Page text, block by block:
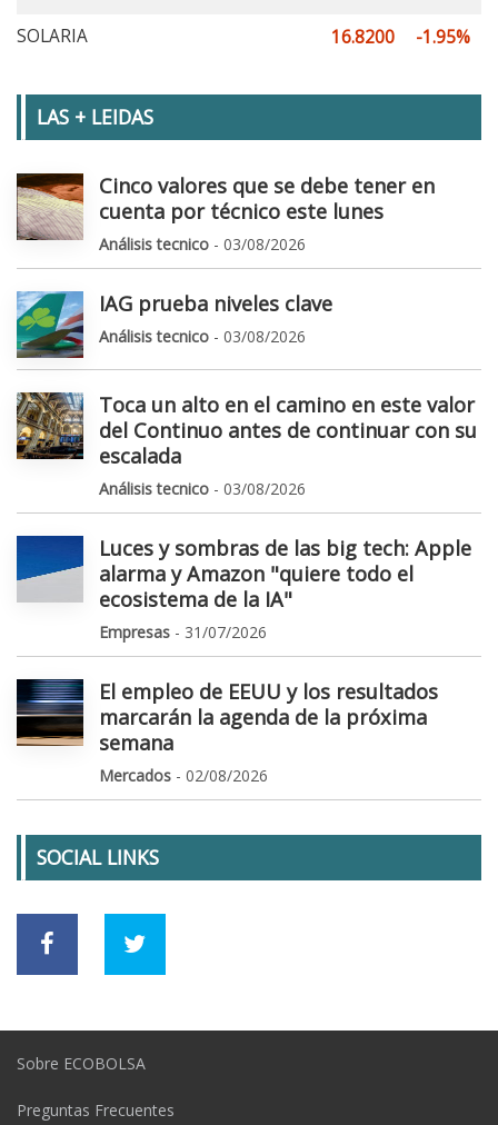
SOLARIA
16.8200 -1.95%
LAS + LEIDAS
Cinco valores que se debe tener en
cuenta por técnico este lunes
Análisis tecnico - 03/08/2026
IAG prueba niveles clave
Análisis tecnico - 03/08/2026
Toca un alto en el camino en este valor
del Continuo antes de continuar con su
escalada
Análisis tecnico - 03/08/2026
Luces y sombras de las big tech: Apple
alarma y Amazon "quiere todo el
ecosistema de la IA"
Empresas - 31/07/2026
El empleo de EEUU y los resultados
marcarán la agenda de la próxima
semana
Mercados - 02/08/2026
SOCIAL LINKS
Sobre ECOBOLSA
Preguntas Frecuentes